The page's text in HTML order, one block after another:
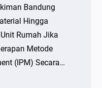
Bandung
Hingga
Rumah Jika
Metode
(IPM) Secara…